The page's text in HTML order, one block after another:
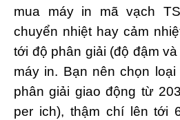
mua máy in mã vạch
chuyển nhiệt hay cảm
tới độ phân giải (độ đậm
máy in. Bạn nên chọn
phân giải giao động từ
per ich), thậm chí lên tới